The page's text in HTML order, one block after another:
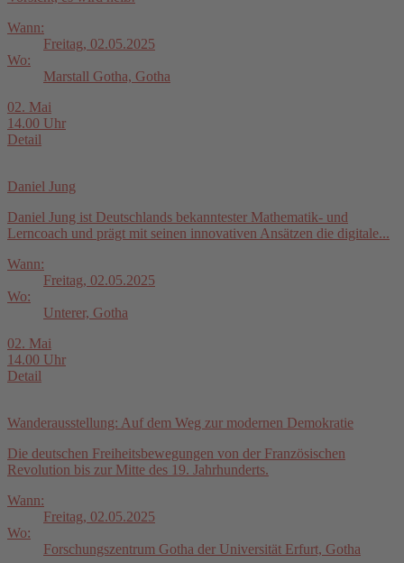
Wann:
Freitag, 02.05.2025
Wo:
Marstall Gotha, Gotha
02. Mai
14.00 Uhr
Detail
Daniel Jung
Daniel Jung ist Deutschlands bekanntester Mathematik- und
Lerncoach und prägt mit seinen innovativen Ansätzen die digitale...
Wann:
Freitag, 02.05.2025
Wo:
Unterer, Gotha
02. Mai
14.00 Uhr
Detail
Wanderausstellung: Auf dem Weg zur modernen Demokratie
Die deutschen Freiheitsbewegungen von der Französischen
Revolution bis zur Mitte des 19. Jahrhunderts.
Wann:
Freitag, 02.05.2025
Wo:
Forschungszentrum Gotha der Universität Erfurt, Gotha